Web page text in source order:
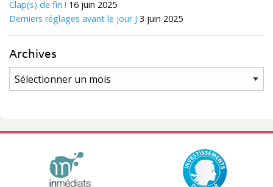
Clap(s) de fin ! 16 juin 2025
Derniers réglages avant le jour J 3 juin 2025
Archives
Archives